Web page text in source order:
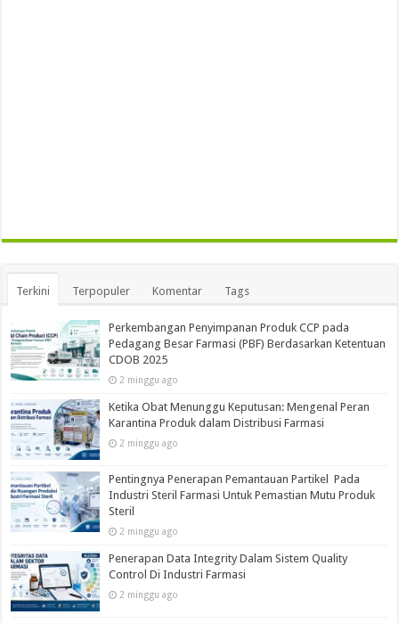
Terkini Terpopuler Komentar Tags
Perkembangan Penyimpanan Produk CCP pada
Pedagang Besar Farmasi (PBF) Berdasarkan Ketentuan
CDOB 2025
2 minggu ago
Ketika Obat Menunggu Keputusan: Mengenal Peran
Karantina Produk dalam Distribusi Farmasi
2 minggu ago
Pentingnya Penerapan Pemantauan Partikel Pada
Industri Steril Farmasi Untuk Pemastian Mutu Produk
Steril
2 minggu ago
Penerapan Data Integrity Dalam Sistem Quality
Control Di Industri Farmasi
2 minggu ago